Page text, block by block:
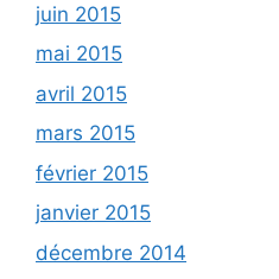
juin 2015
mai 2015
avril 2015
mars 2015
février 2015
janvier 2015
décembre 2014